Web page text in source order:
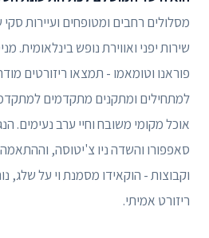
מסלולים רחבים ומטופחים ועיירות
שירות יפני ואווירת נופש בינלאומית.
פוראנו וטומאמו - תמצאו ריזורטים
למתחילים ומתקנים מתקדמים
אוכל מקומי משובח וחיי ערב נעימים.
סאפפורו והשדה ניו צ'יטוסה,
וקבוצות - הוקאידו מסמנת וי על שלג,
ריזורט אמיתי.